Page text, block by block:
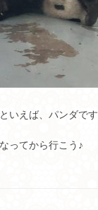
いえば、パンダです
ってから行こう♪